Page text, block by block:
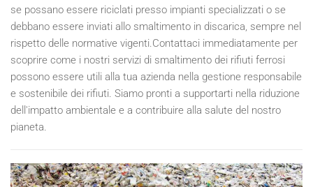
se possano essere riciclati presso impianti specializzati o se
debbano essere inviati allo smaltimento in discarica, sempre nel
rispetto delle normative vigenti.Contattaci immediatamente per
scoprire come i nostri servizi di smaltimento dei rifiuti ferrosi
possono essere utili alla tua azienda nella gestione responsabile
e sostenibile dei rifiuti. Siamo pronti a supportarti nella riduzione
dell'impatto ambientale e a contribuire alla salute del nostro
pianeta.